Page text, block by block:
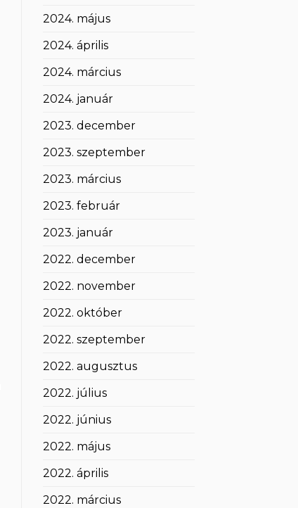
2024. május
2024. április
2024. március
2024. január
2023. december
2023. szeptember
2023. március
2023. február
2023. január
2022. december
2022. november
2022. október
2022. szeptember
2022. augusztus
2022. július
2022. június
2022. május
2022. április
2022. március